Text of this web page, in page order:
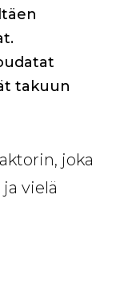
takuun
joka
vielä